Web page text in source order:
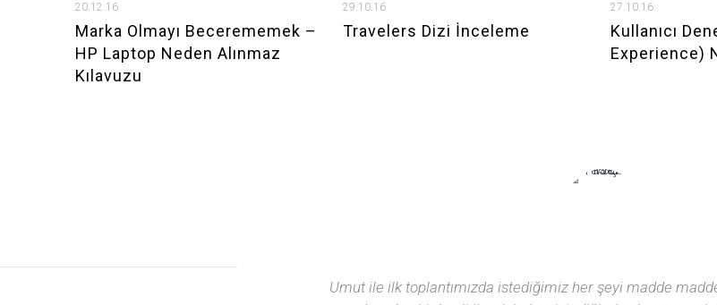
20.12.16
Marka Olmayı Becerememek –
HP Laptop Neden Alınmaz
Kılavuzu
29.10.16
Travelers Dizi İnceleme
27.10.16
Kullanıcı
Experience)
Umut ile ilk toplantımızda istediğimiz her şeyi madde